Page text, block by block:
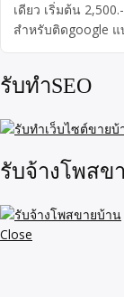
เดียว เริ่มต้น
สำหรับติดgoogle
รับทำSEO
รับจ้างโพสข
Close